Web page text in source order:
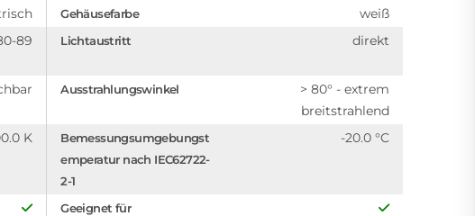
Gehäusefarbe weiß
89 Lichtaustritt direkt
Ausstrahlungswinkel
> 80° - extrem
breitstrahlend
K
Bemessungsumgebungst
emperatur nach IEC62722-
2-1
-20.0 °C
Geeignet für